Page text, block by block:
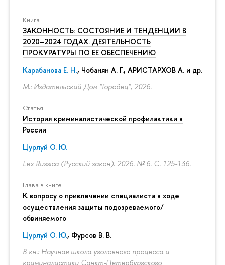
Книга
ЗАКОННОСТЬ: СОСТОЯНИЕ И ТЕНДЕНЦИИ В
2020–2024 ГОДАХ. ДЕЯТЕЛЬНОСТЬ
ПРОКУРАТУРЫ ПО ЕЕ ОБЕСПЕЧЕНИЮ
Карабанова Е. Н., Чобанян А. Г., АРИСТАРХОВ А. и др.
М.: Издательский Дом "Городец", 2026.
Статья
История криминалистической профилактики в
России
Цурлуй О. Ю.
Lex Russica (Русский закон). 2026. № 6. С. 125-136.
Глава в книге
К вопросу о привлечении специалиста в ходе
осуществления защиты подозреваемого/
обвиняемого
Цурлуй О. Ю., Фурсов В. В.
В кн.: Научная школа уголовного процесса и
криминалистики Санкт-Петербургского